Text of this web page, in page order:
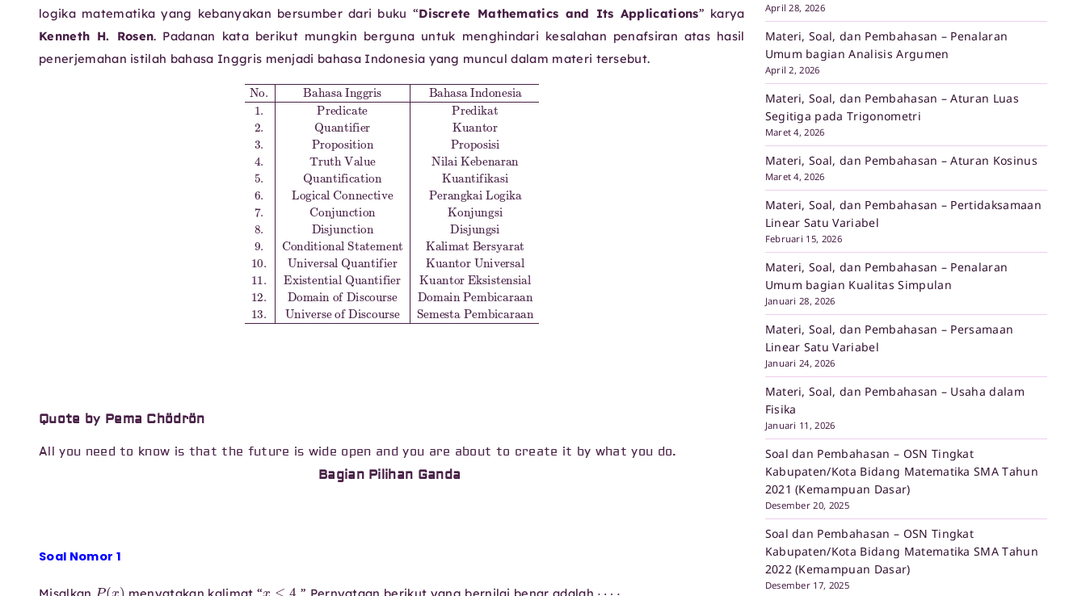
logika matematika yang kebanyakan bersumber dari buku “Discrete Mathematics and Its Applications” karya
Kenneth H. Rosen. Padanan kata berikut mungkin berguna untuk menghindari kesalahan penafsiran atas hasil
penerjemahan istilah bahasa Inggris menjadi bahasa Indonesia yang muncul dalam materi tersebut.
Bahasa Indonesia1.PredicatePredikat2.QuantifierKuantor3.Proposition
Nilai Kebenaran5.QuantificationKuantifikasi6.Logical Connective
DisjunctionDisjungsi9.Conditional StatementKalimat Bersyarat
Existential QuantifierKuantor Eksistensial12.Domain of DiscourseDomain Pembicaraan
Universe of DiscourseSemesta Pembicaraan
Quote by Pema Chödrön
All you need to know is that the future is wide open and you are about to create it by what you do.
Bagian Pilihan Ganda
Soal Nomor 1
Misalkan
P(x )
menyatakan kalimat “ ” Pernyataan berikut yang bernilai benar adalah
April 28, 2026
Materi, Soal, dan Pembahasan – Penalaran
Umum bagian Analisis Argumen
April 2, 2026
Materi, Soal, dan Pembahasan – Aturan Luas
Segitiga pada Trigonometri
Maret 4, 2026
Materi, Soal, dan Pembahasan – Aturan Kosinus
Maret 4, 2026
Materi, Soal, dan Pembahasan – Pertidaksamaan
Linear Satu Variabel
Februari 15, 2026
Materi, Soal, dan Pembahasan – Penalaran
Umum bagian Kualitas Simpulan
Januari 28, 2026
Materi, Soal, dan Pembahasan – Persamaan
Linear Satu Variabel
Januari 24, 2026
Materi, Soal, dan Pembahasan – Usaha dalam
Fisika
Januari 11, 2026
Soal dan Pembahasan – OSN Tingkat
Kabupaten/Kota Bidang Matematika SMA Tahun
2021 (Kemampuan Dasar)
Desember 20, 2025
Soal dan Pembahasan – OSN Tingkat
Kabupaten/Kota Bidang Matematika SMA Tahun
2022 (Kemampuan Dasar)
Desember 17, 2025